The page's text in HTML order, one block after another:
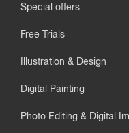
Special offers
Free Trials
Illustration & Design
Digital Painting
Photo Editing & Digital